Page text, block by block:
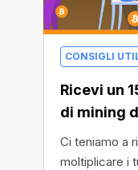
CONSIGLI
Ricevi un
di mining
Ci teniamo a
moltiplicare i